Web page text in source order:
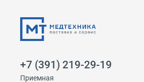
+7 (391) 219-29-19
Приемная